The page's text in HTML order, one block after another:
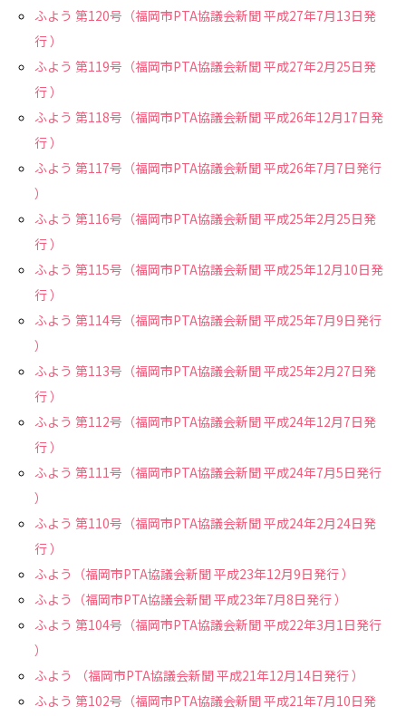
ふよう 第120号（福岡市PTA協議会新聞 平成27年7月13日発
行 ）
ふよう 第119号（福岡市PTA協議会新聞 平成27年2月25日発
行 ）
ふよう 第118号（福岡市PTA協議会新聞 平成26年12月17日発
行 ）
ふよう 第117号（福岡市PTA協議会新聞 平成26年7月7日発行
）
ふよう 第116号（福岡市PTA協議会新聞 平成25年2月25日発
行 ）
ふよう 第115号（福岡市PTA協議会新聞 平成25年12月10日発
行 ）
ふよう 第114号（福岡市PTA協議会新聞 平成25年7月9日発行
）
ふよう 第113号（福岡市PTA協議会新聞 平成25年2月27日発
行 ）
ふよう 第112号（福岡市PTA協議会新聞 平成24年12月7日発
行 ）
ふよう 第111号（福岡市PTA協議会新聞 平成24年7月5日発行
）
ふよう 第110号（福岡市PTA協議会新聞 平成24年2月24日発
行 ）
ふよう（福岡市PTA協議会新聞 平成23年12月9日発行 ）
ふよう（福岡市PTA協議会新聞 平成23年7月8日発行 ）
ふよう 第104号（福岡市PTA協議会新聞 平成22年3月1日発行
）
ふよう （福岡市PTA協議会新聞 平成21年12月14日発行 ）
ふよう 第102号（福岡市PTA協議会新聞 平成21年7月10日発